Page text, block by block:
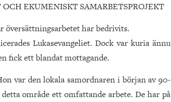
EKUMENISKT SAMARBETSPROJEKT
översättningsarbetet har bedrivits.
Lukasevangeliet. Dock var kuria ännu
fick ett blandat mottagande.
var den lokala samordnaren i början av 90-
område ett omfattande arbete. De har på